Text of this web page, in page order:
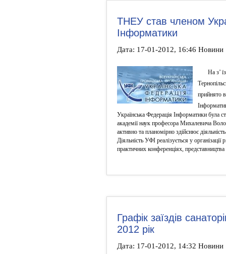
ТНЕУ став членом
Інформатики
Дата: 17-01-2012, 16:46 Новини
На з’
прийнято в
Українська Федерація Інформатики була
академії наук професора Михалевича
активно та планомірно здійснює
Діяльність УФІ реалізується у
практичних конференціях,
Графік заїздів
2012 рік
Дата: 17-01-2012, 14:32 Новини